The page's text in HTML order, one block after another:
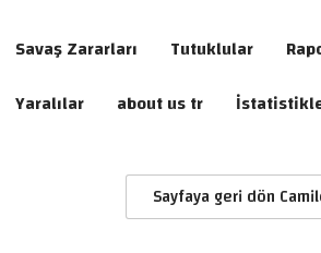
Savaş Zararları Tutuklular
Yaralılar about us tr
Sayfaya geri dön